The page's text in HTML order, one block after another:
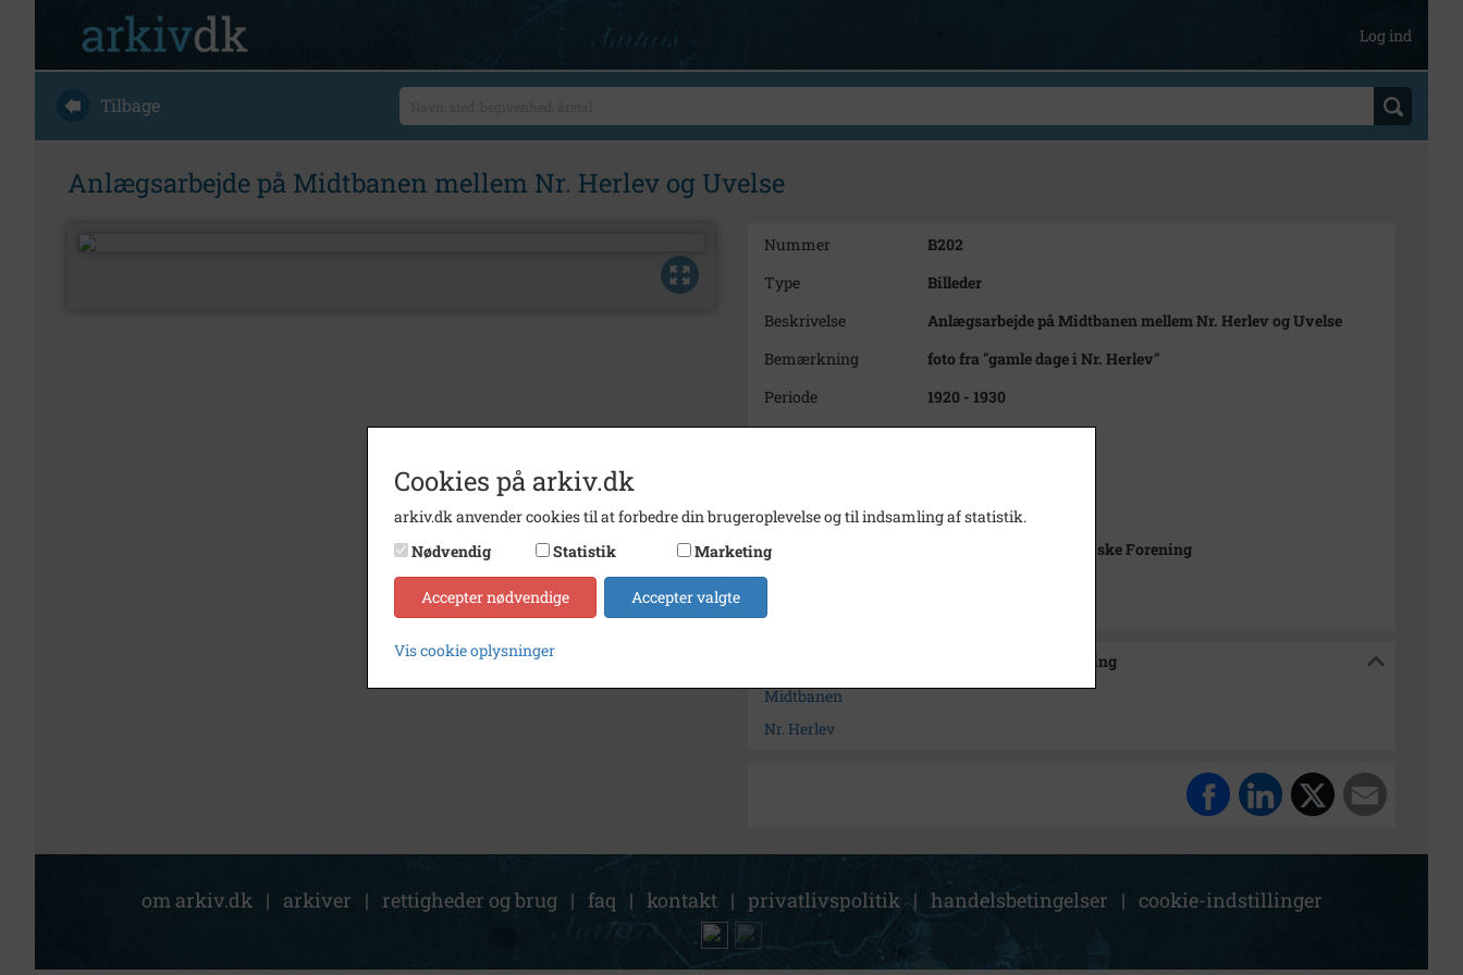
Log ind
Tilbage
Anlægsarbejde på Midtbanen mellem Nr. Herlev og Uvelse
Nummer
B202
Type
Billeder
Beskrivelse
Anlægsarbejde på Midtbanen mellem Nr. Herlev og Uvelse
Bemærkning
foto fra "gamle dage i Nr. Herlev"
Periode
1920 - 1930
Dateringsnote
1925
Størrelse
17 x 23
Arkiv
Brødeskov Lokalhistoriske Forening
Søg videre i Brødeskov Lokalhistoriske Forening
Midtbanen
Nr. Herlev
om arkiv.dk | arkiver | rettigheder og brug | faq | kontakt | privatlivspolitik | handelsbetingelser | cookie-indstillinger
Cookies på arkiv.dk
arkiv.dk anvender cookies til at forbedre din brugeroplevelse og til indsamling af statistik.
Nødvendig
Statistik Marketing
Accepter nødvendige Accepter valgte
Vis cookie oplysninger